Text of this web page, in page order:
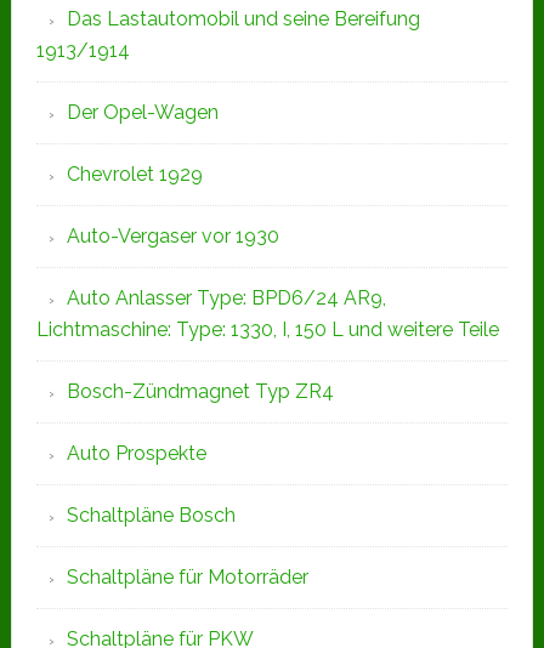
Das Lastautomobil und seine Bereifung
1913/1914
Der Opel-Wagen
Chevrolet 1929
Auto-Vergaser vor 1930
Auto Anlasser Type: BPD6/24 AR9,
Lichtmaschine: Type: 1330, I, 150 L und weitere Teile
Bosch-Zündmagnet Typ ZR4
Auto Prospekte
Schaltpläne Bosch
Schaltpläne für Motorräder
Schaltpläne für PKW